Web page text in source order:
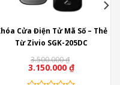
Khóa Cửa Điện Tử Mã Số – Thẻ
3.500.000₫
Giá
gốc
là:
3.500.000 ₫.
3.150.000₫
Giá
hiện
tại
là:
3.150.000 ₫.